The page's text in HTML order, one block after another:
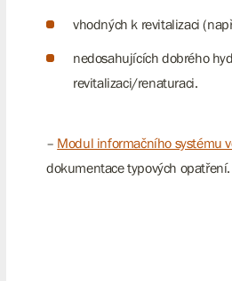
vhodných k revitalizaci
nedosahujících dobrého
revitalizaci/renaturaci.
– Modul informačního systému
dokumentace typových opatření.